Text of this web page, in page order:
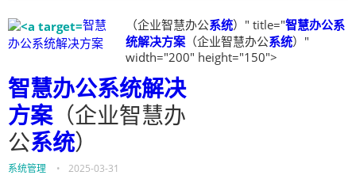
智慧
办公系统解决方案
（企业智慧办公系统）" title="智慧办公系
统解决方案 （企业智慧办公系统）"
width="200" height="150">
智慧办公系统解决
方案（企业智慧办
公系统）
系统管理 • 2025-03-31